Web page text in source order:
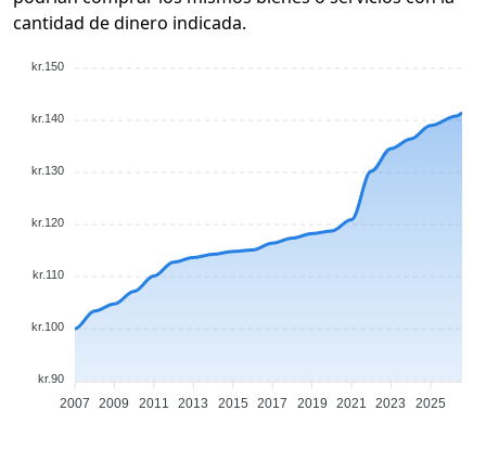
cantidad de dinero indicada.
kr.150
kr.140
kr.130
kr.120
kr.110
kr.100
kr.90
2007 2009 2011 2013 2015 2017 2019 2021 2023 2025